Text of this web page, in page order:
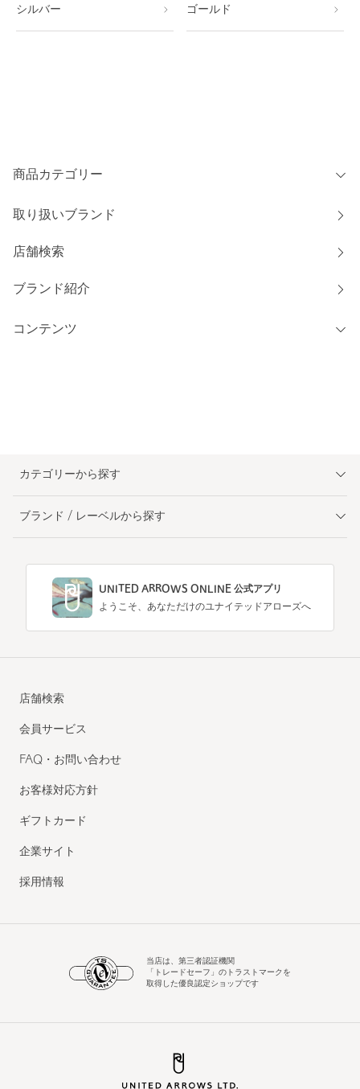
シルバー ゴールド
商品カテゴリー
取り扱いブランド
店舗検索
ブランド紹介
コンテンツ
カテゴリーから探す
ブランド / レーベルから探す
UNITED ARROWS ONLINE 公式アプリ
ようこそ、あなただけのユナイテッドアローズへ
店舗検索
会員サービス
FAQ・お問い合わせ
お客様対応方針
ギフトカード
企業サイト
採用情報
当店は、第三者認証機関
「トレードセーフ」のトラストマークを
取得した優良認定ショップです